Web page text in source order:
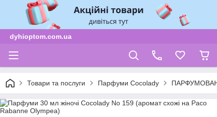
dyhioptom.com.ua
Товари та послуги Парфуми Cocolady